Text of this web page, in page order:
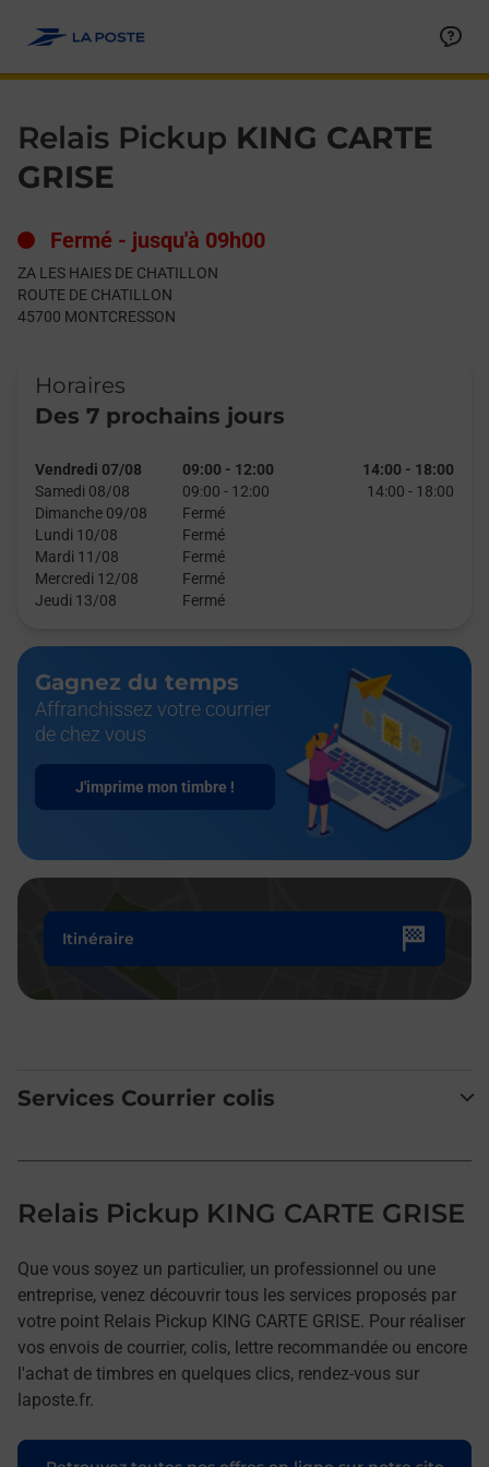
Relais Pickup KING CARTE
GRISE
Fermé - jusqu'à 09h00
ZA LES HAIES DE CHATILLON
ROUTE DE CHATILLON
45700 MONTCRESSON
Horaires
Des 7 prochains jours
Vendredi 07/08 09:00 - 12:00 14:00 - 18:00
Samedi 08/08
09:00 - 12:00 14:00 - 18:00
Dimanche 09/08
Fermé
Lundi 10/08
Fermé
Mardi 11/08
Fermé
Mercredi 12/08
Fermé
Jeudi 13/08
Fermé
Gagnez du temps
Affranchissez votre courrier
de chez vous
J'imprime mon timbre !
Itinéraire
Services Courrier colis
Relais Pickup KING CARTE GRISE
Que vous soyez un particulier, un professionnel ou une
entreprise, venez découvrir tous les services proposés par
votre point Relais Pickup KING CARTE GRISE. Pour réaliser
vos envois de courrier, colis, lettre recommandée ou encore
l'achat de timbres en quelques clics, rendez-vous sur
laposte.fr.